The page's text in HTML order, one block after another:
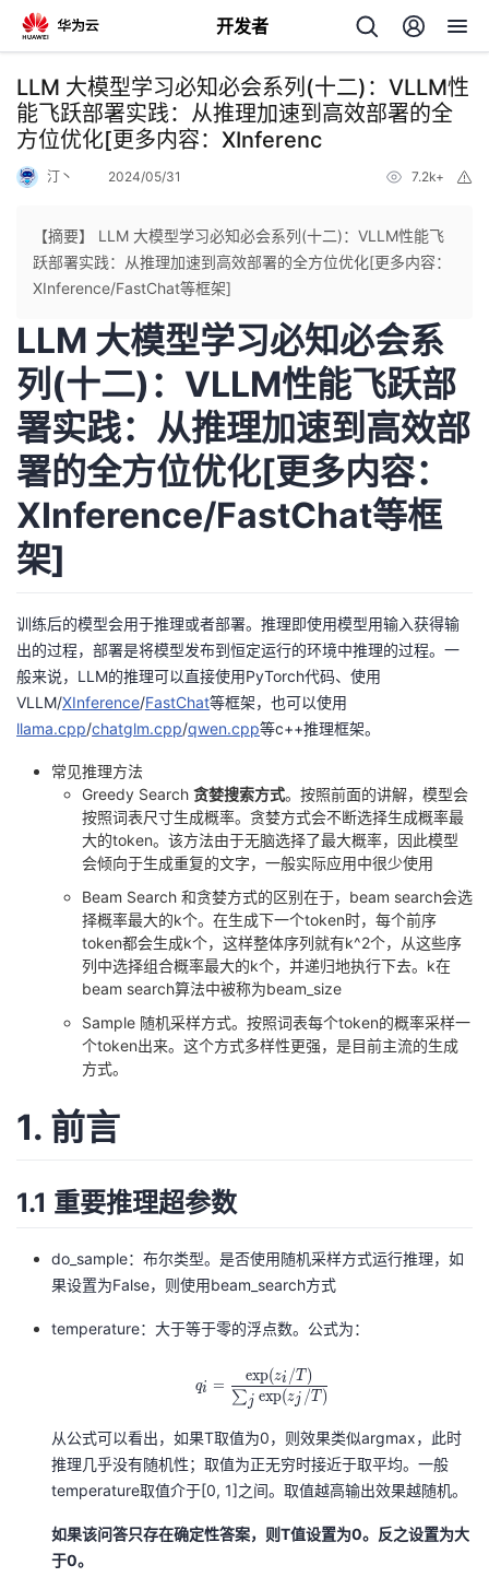
开发者
返
回
个
主
页
的
开
发
者
我
的
博
客
我
的
论
我
的
我
者
堂
的
程
我
认
证
的
实
验
我
的
收
Programs
支
我
的
技
持
我
的
建
议
LLM 大模型学习必知必会系列(十二)：VLLM性
能飞跃部署实践：从推理加速到高效部署的全
方位优化[更多内容：XInferenc
汀丶 2024/05/31 7.2k+
【摘要】 LLM 大模型学习必知必会系列(十二)：VLLM性能飞
跃部署实践：从推理加速到高效部署的全方位优化[更多内容：
XInference/FastChat等框架]
LLM 大模型学习必知必会系
列(十二)：VLLM性能飞跃部
署实践：从推理加速到高效部
署的全方位优化[更多内容：
XInference/FastChat等框
架]
训练后的模型会用于推理或者部署。推理即使用模型用输入获得输
出的过程，部署是将模型发布到恒定运行的环境中推理的过程。一
般来说，LLM的推理可以直接使用PyTorch代码、使用
VLLM/XInference/FastChat等框架，也可以使用
llama.cpp/chatglm.cpp/qwen.cpp等c++推理框架。
常见推理方法
Greedy Search 贪婪搜索方式。按照前面的讲解，模型会
按照词表尺寸生成概率。贪婪方式会不断选择生成概率最
大的token。该方法由于无脑选择了最大概率，因此模型
会倾向于生成重复的文字，一般实际应用中很少使用
Beam Search 和贪婪方式的区别在于，beam search会选
择概率最大的k个。在生成下一个token时，每个前序
token都会生成k个，这样整体序列就有k^2个，从这些序
列中选择组合概率最大的k个，并递归地执行下去。k在
beam search算法中被称为beam_size
Sample 随机采样方式。按照词表每个token的概率采样一
个token出来。这个方式多样性更强，是目前主流的生成
方式。
1. 前言
1.1 重要推理超参数
do_sample：布尔类型。是否使用随机采样方式运行推理，如
果设置为False，则使用beam_search方式
temperature：大于等于零的浮点数。公式为：
q_i=\frac{\exp(z_i/
qi =
∑j exp(zj /T )
exp(zi /T)
从公式可以看出，如果T取值为0，则效果类似argmax，此时
推理几乎没有随机性；取值为正无穷时接近于取平均。一般
temperature取值介于[0, 1]之间。取值越高输出效果越随机。
如果该问答只存在确定性答案，则T值设置为0。反之设置为大
于0。